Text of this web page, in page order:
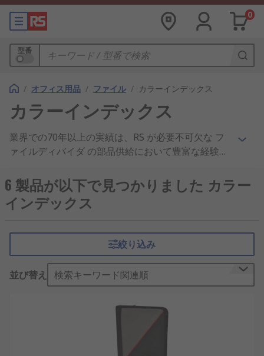
0
型番
/ オフィス用品 / ファイル / カラーインデックス
カラーインデックス
業界での70年以上の実績は、RS が必要不可欠な フ
ァイルディバイダ の部品供給において豊富な経験が
ートするため、160以上の国のお客様に ファイルデ
ィバイダ および 紙用品 製品を出荷、 名刺用の印刷
用紙 または スルーホールのペーパーファスナー に
客様から信頼を頂いております。 Durable から
Esselte まで ファイルディバイダ のブランドは、オ
ンラインでの購入が可能。RS では迅速・簡単な注
文が可能、ファイルディバイダ の検索を閲覧・絞り
メーカー、在庫状況により分類できます。 お取引の
あるお客様には、ファイルディバイダ のアイテムの
ご注文を、8,000円以上無料即日出荷サービスで受
け取る特典があります。大量に製品を購入、あるい
6 製品が以下で見つかりました カラー
インデックス
絞り込み
並び替え 検索キーワード関連順